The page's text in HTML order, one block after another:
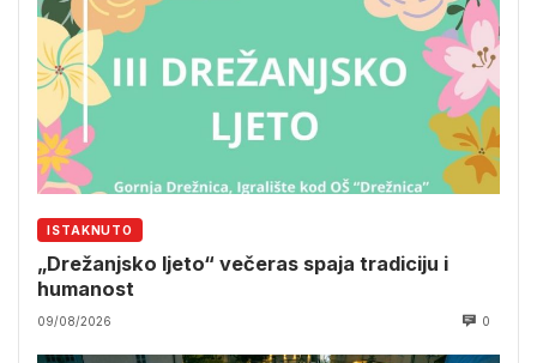
ISTAKNUTO
„Drežanjsko ljeto“ večeras spaja tradiciju i
humanost
09/08/2026 0